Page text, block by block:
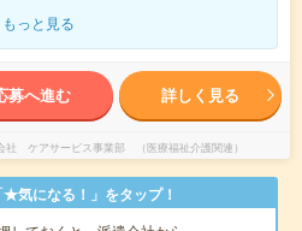
もっと見る
募へ進む 詳しく見る
社 ケアサービス事業部 （医療福祉介護関連）
気になる！」をタップ！